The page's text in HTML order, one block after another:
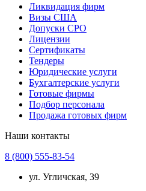
Ликвидация фирм
Визы США
Допуски СРО
Лицензии
Сертификаты
Тендеры
Юридические услуги
Бухгалтерские услуги
Готовые фирмы
Подбор персонала
Продажа готовых фирм
Наши контакты
8 (800) 555-83-54
ул. Угличская, 39